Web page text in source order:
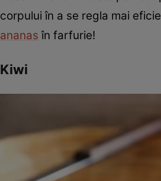
corpului în a se regla mai
ananas în farfurie!
Kiwi